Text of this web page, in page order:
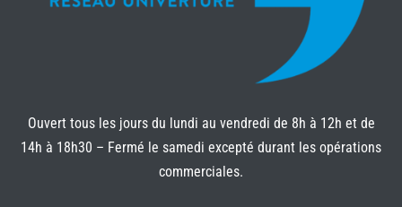
Ouvert tous les jours du lundi au vendredi de 8h à 12h et de
14h à 18h30 – Fermé le samedi excepté durant les opérations
commerciales.